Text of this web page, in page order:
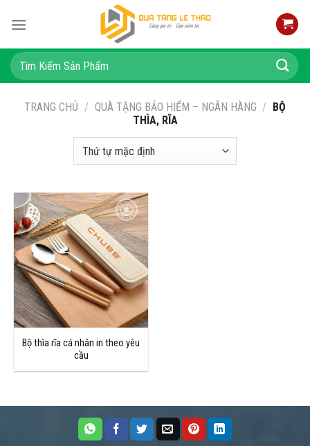
Tìm
kiếm:
TRANG CHỦ / QUÀ TẶNG BẢO HIỂM – NGÂN HÀNG / BỘ
THÌA, RĨA
Bộ thìa rĩa cá nhân in theo yêu
cầu